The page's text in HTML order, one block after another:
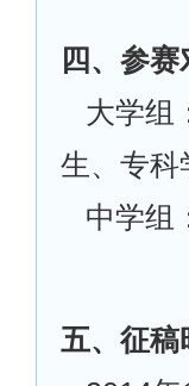
四、参赛
大学组
生、专科
中学组
五、征稿